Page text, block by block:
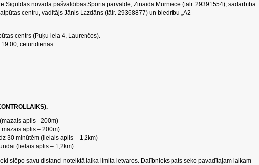
Siguldas novada pašvaldības Sporta pārvalde, Zinaīda Mūrniece (tālr. 29391554), sadarbībā
centru, vadītājs Jānis Lazdāns (tālr. 29368877) un biedrību „A2
centrs (Puķu iela 4, Laurenčos).
19:00, ceturtdienās.
aplis - 200m)
mazais aplis – 200m)
30 minūtēm (lielais aplis – 1,2km)
(lielais aplis – 1,2km)
slēpo savu distanci noteiktā laika limita ietvaros. Dalībnieks pats seko pavadītajam laikam